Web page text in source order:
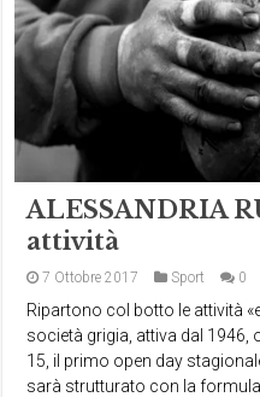
ALESSANDRIA
attività
7 Ottobre 2017 Sport 0
Ripartono col botto le attività
società grigia, attiva dal 1946,
15, il primo open day
sarà strutturato con la formula